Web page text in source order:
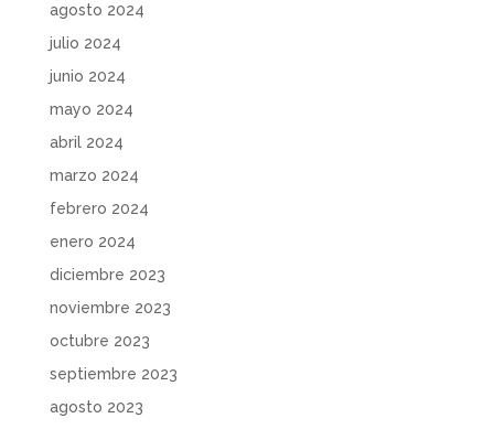
agosto 2024
julio 2024
junio 2024
mayo 2024
abril 2024
marzo 2024
febrero 2024
enero 2024
diciembre 2023
noviembre 2023
octubre 2023
septiembre 2023
agosto 2023